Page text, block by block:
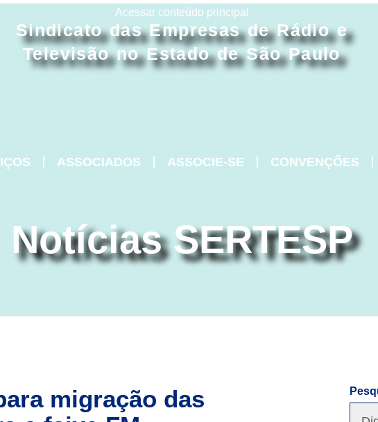
Acessar conteúdo principal
Sindicato das Empresas de Rádio e
Televisão no Estado de São Paulo
ASSOCIADOS ASSOCIE-SE CONVENÇÕES
Notícias SERTESP
migração das